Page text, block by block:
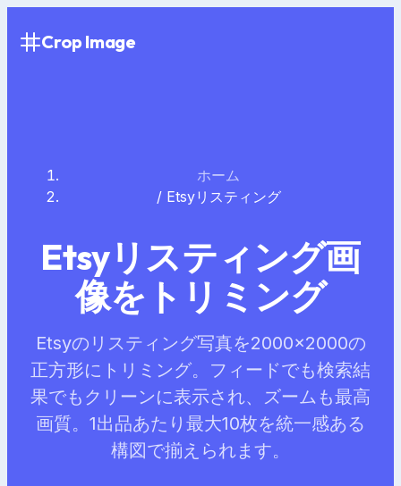
Crop Image
ホーム
/ Etsyリスティング
Etsyリスティング画
像をトリミング
Etsyのリスティング写真を2000×2000の
正方形にトリミング。フィードでも検索結
果でもクリーンに表示され、ズームも最高
画質。1出品あたり最大10枚を統一感ある
構図で揃えられます。